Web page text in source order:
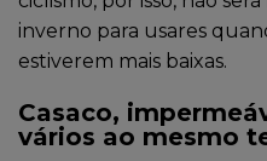
inverno para usares
estiverem mais baixas.
Casaco,
vários ao mesmo